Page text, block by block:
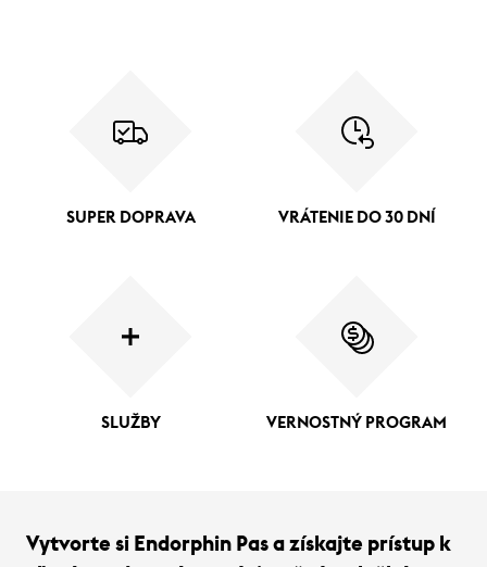
SUPER DOPRAVA VRÁTENIE DO 30 DNÍ
SLUŽBY VERNOSTNÝ PROGRAM
Vytvorte si Endorphin Pas a získajte prístup k